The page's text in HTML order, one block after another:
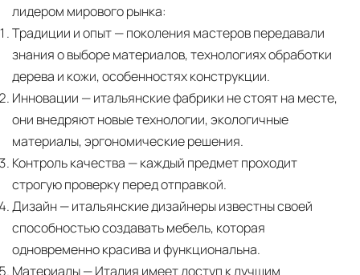
лидером мирового рынка:
Традиции и опыт— поколения мастеров передавали
знания о выборе материалов, технологиях обработки
дерева и кожи, особенностях конструкции.
Инновации — итальянские фабрики не стоят на месте,
они внедряют новые технологии, экологичные
материалы, эргономические решения.
Контроль качества — каждый предмет проходит
строгую проверку перед отправкой.
Дизайн— итальянские дизайнеры известны своей
способностью создавать мебель, которая
одновременно красива и функциональна.
Материалы— Италия имеет доступ к лучшим